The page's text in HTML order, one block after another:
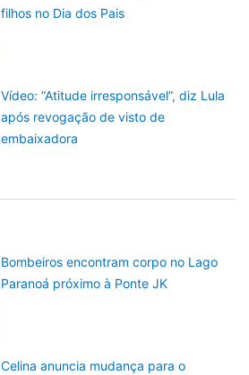
filhos no Dia dos Pais
Vídeo: “Atitude irresponsável”, diz Lula
após revogação de visto de
embaixadora
Bombeiros encontram corpo no Lago
Paranoá próximo à Ponte JK
Celina anuncia mudança para o